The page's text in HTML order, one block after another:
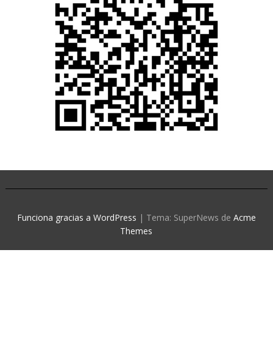
Funciona gracias a WordPress | Tema: SuperNews de Acme
Themes